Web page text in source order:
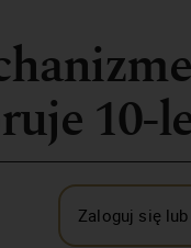
10-
Zaloguj się